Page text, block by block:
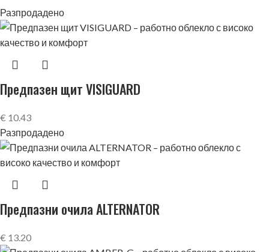
Разпродадено
Предпазен щит VISIGUARD
€ 10.43
Разпродадено
Предпазни очила ALTERNATOR
€ 13.20